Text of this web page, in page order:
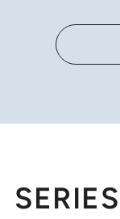
SERIES